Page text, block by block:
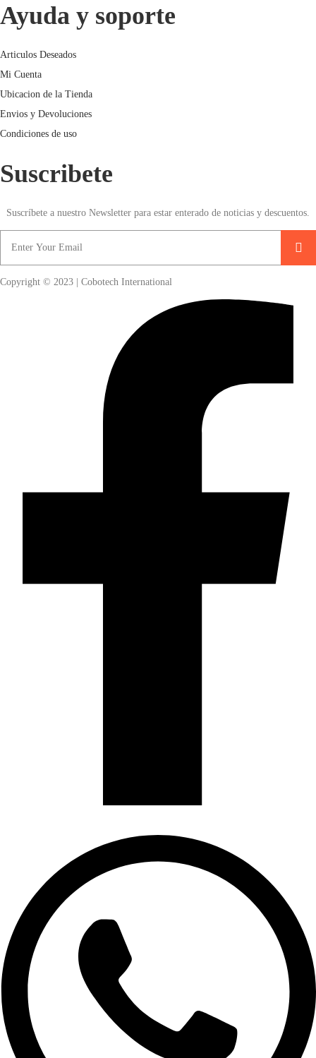
Ayuda y soporte
Articulos Deseados
Mi Cuenta
Ubicacion de la Tienda
Envios y Devoluciones
Condiciones de uso
Suscribete
Suscríbete a nuestro Newsletter para estar enterado de noticias y descuentos.
Copyright © 2023 | Cobotech International